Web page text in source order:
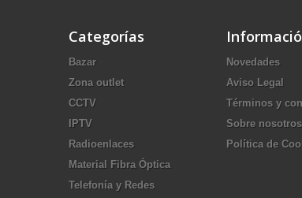
Categorías
Bazar
Zona outlet
CCTV
IPTV
Radioenlaces
Material Fibra Óptica
Telefonía y Redes
Novedades
Aviso Legal
Términos y
Sobre nosotros
Política de